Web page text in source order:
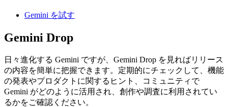
Gemini を試す
Gemini Drop
日々進化する Gemini ですが、Gemini Drop を見ればリリース
の内容を簡単に把握できます。定期的にチェックして、機能
の発表やプロダクトに関するヒント、コミュニティで
Gemini がどのように活用され、創作や調査に利用されてい
るかをご確認ください。